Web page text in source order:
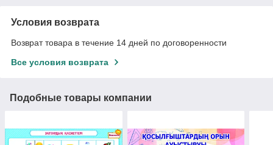
Условия возврата
Возврат товара в течение 14 дней по договоренности
Все условия возврата
Подобные товары компании